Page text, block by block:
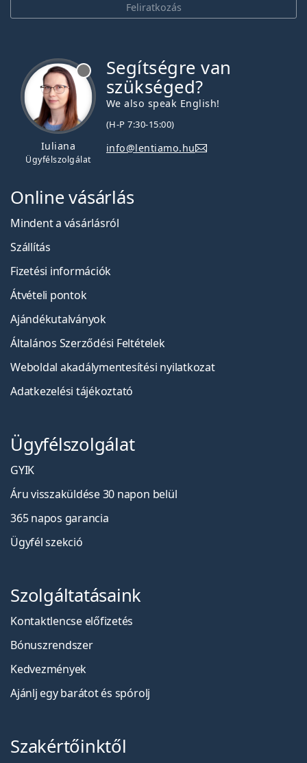
Feliratkozás
Iuliana
Ügyfélszolgálat
Segítségre van
szükséged?
We also speak English!
(H-P 7:30-15:00)
info@lentiamo.hu
Online vásárlás
Mindent a vásárlásról
Szállítás
Fizetési információk
Átvételi pontok
Ajándékutalványok
Általános Szerződési Feltételek
Weboldal akadálymentesítési nyilatkozat
Adatkezelési tájékoztató
Ügyfélszolgálat
GYIK
Áru visszaküldése 30 napon belül
365 napos garancia
Ügyfél szekció
Szolgáltatásaink
Kontaktlencse előfizetés
Bónuszrendszer
Kedvezmények
Ajánlj egy barátot és spórolj
Szakértőinktől